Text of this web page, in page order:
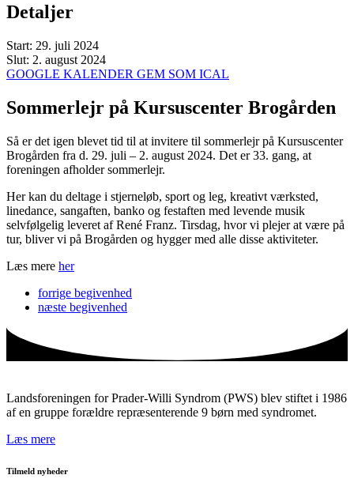
Detaljer
Start: 29. juli 2024
Slut: 2. august 2024
GOOGLE KALENDER GEM SOM ICAL
Sommerlejr på Kursuscenter Brogården
Så er det igen blevet tid til at invitere til sommerlejr på Kursuscenter
Brogården fra d. 29. juli – 2. august 2024. Det er 33. gang, at
foreningen afholder sommerlejr.
Her kan du deltage i stjerneløb, sport og leg, kreativt værksted,
linedance, sangaften, banko og festaften med levende musik
selvfølgelig leveret af René Franz. Tirsdag, hvor vi plejer at være på
tur, bliver vi på Brogården og hygger med alle disse aktiviteter.
Læs mere her
forrige begivenhed
næste begivenhed
Landsforeningen for Prader-Willi Syndrom (PWS) blev stiftet i 1986
af en gruppe forældre repræsenterende 9 børn med syndromet.
Læs mere
Tilmeld nyheder